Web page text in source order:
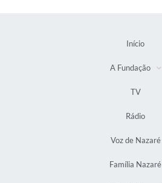
Início
A Fundação
TV
Rádio
Voz de Nazaré
Família Nazaré